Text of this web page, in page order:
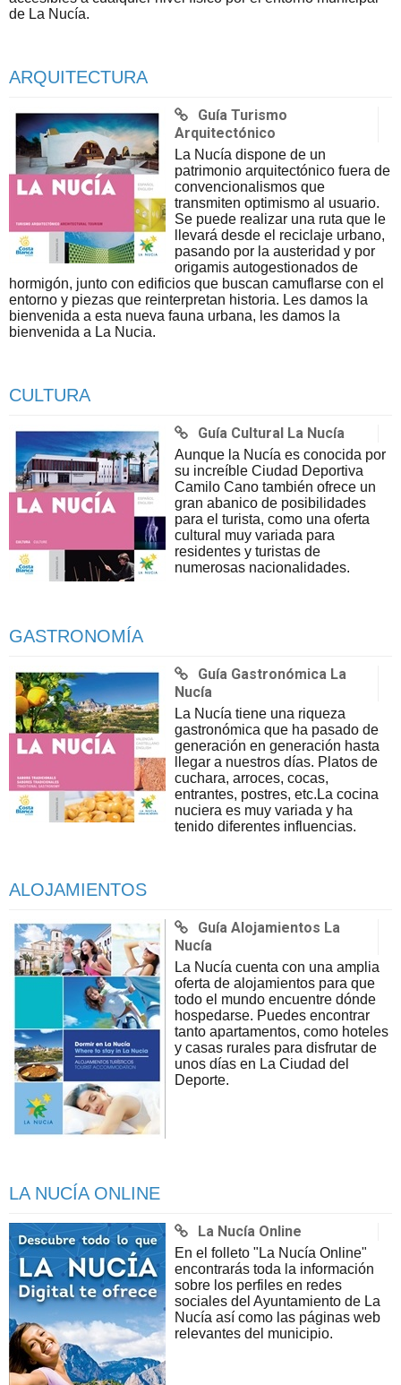
de La Nucía.
ARQUITECTURA
Guía Turismo
Arquitectónico
La Nucía dispone de un
patrimonio arquitectónico fuera de
convencionalismos que
transmiten optimismo al usuario.
Se puede realizar una ruta que le
llevará desde el reciclaje urbano,
pasando por la austeridad y por
origamis autogestionados de
hormigón, junto con edificios que buscan camuflarse con el
entorno y piezas que reinterpretan historia. Les damos la
bienvenida a esta nueva fauna urbana, les damos la
bienvenida a La Nucia.
CULTURA
Guía Cultural La Nucía
Aunque la Nucía es conocida por
su increíble Ciudad Deportiva
Camilo Cano también ofrece un
gran abanico de posibilidades
para el turista, como una oferta
cultural muy variada para
residentes y turistas de
numerosas nacionalidades.
GASTRONOMÍA
Guía Gastronómica La
Nucía
La Nucía tiene una riqueza
gastronómica que ha pasado de
generación en generación hasta
llegar a nuestros días. Platos de
cuchara, arroces, cocas,
entrantes, postres, etc.La cocina
nuciera es muy variada y ha
tenido diferentes influencias.
ALOJAMIENTOS
Guía Alojamientos La
Nucía
La Nucía cuenta con una amplia
oferta de alojamientos para que
todo el mundo encuentre dónde
hospedarse. Puedes encontrar
tanto apartamentos, como hoteles
y casas rurales para disfrutar de
unos días en La Ciudad del
Deporte.
LA NUCÍA ONLINE
La Nucía Online
En el folleto "La Nucía Online"
encontrarás toda la información
sobre los perfiles en redes
sociales del Ayuntamiento de La
Nucía así como las páginas web
relevantes del municipio.